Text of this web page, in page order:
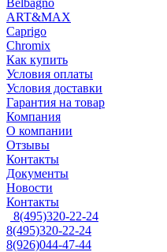
Belbagno
ART&MAX
Caprigo
Chromix
Как купить
Условия оплаты
Условия доставки
Гарантия на товар
Компания
О компании
Отзывы
Контакты
Документы
Новости
Контакты
8(495)320-22-24
8(495)320-22-24
8(926)044-47-44